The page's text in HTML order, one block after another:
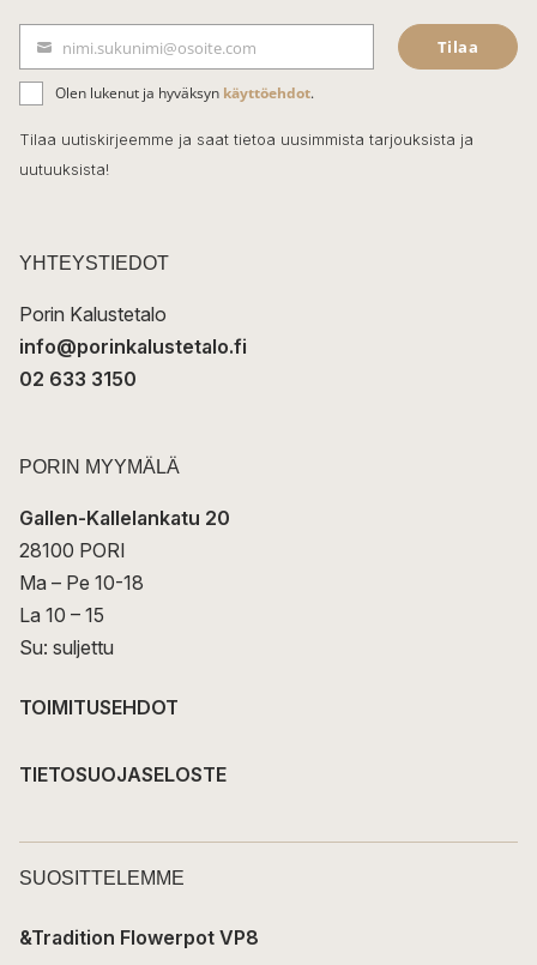
e
b
o
o
k
ä
h
k
t
nimi.sukunimi@osoite.com Tilaa
Olen lukenut ja hyväksyn käyttöehdot.
Tilaa uutiskirjeemme ja saat tietoa uusimmista tarjouksista ja
uutuuksista!
YHTEYSTIEDOT
Porin Kalustetalo
info@porinkalustetalo.fi
02 633 3150
PORIN MYYMÄLÄ
Gallen-Kallelankatu 20
28100 PORI
Ma – Pe 10-18
La 10 – 15
Su: suljettu
TOIMITUSEHDOT
TIETOSUOJASELOSTE
SUOSITTELEMME
&Tradition Flowerpot VP8